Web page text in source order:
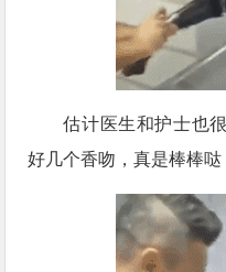
估计医生和护士也
好几个香吻，真是棒棒哒